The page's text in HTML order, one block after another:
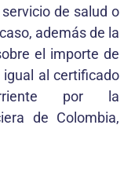
de salud o
además de la
el importe de
al certificado
por la
de Colombia,